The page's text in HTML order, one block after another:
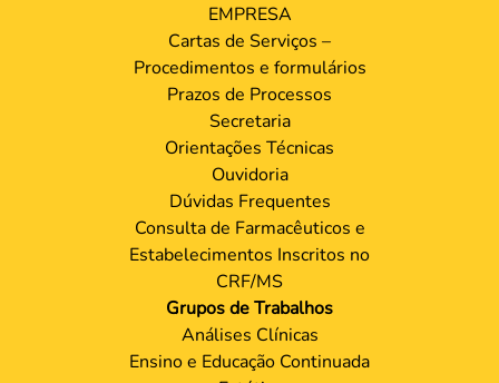
EMPRESA
Cartas de Serviços –
Procedimentos e formulários
Prazos de Processos
Secretaria
Orientações Técnicas
Ouvidoria
Dúvidas Frequentes
Consulta de Farmacêuticos e
Estabelecimentos Inscritos no
CRF/MS
Grupos de Trabalhos
Análises Clínicas
Ensino e Educação Continuada